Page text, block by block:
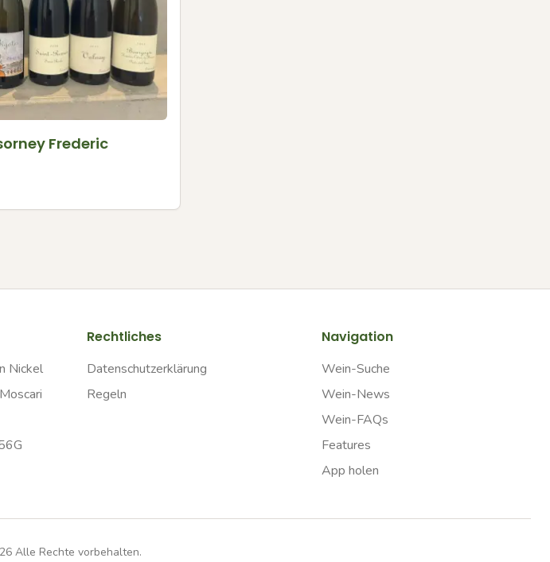
Frederic
Nickel
Rechtliches
Datenschutzerklärung
Regeln
Navigation
Wein-Suche
Wein-News
Wein-FAQs
Features
App holen
Alle Rechte vorbehalten.